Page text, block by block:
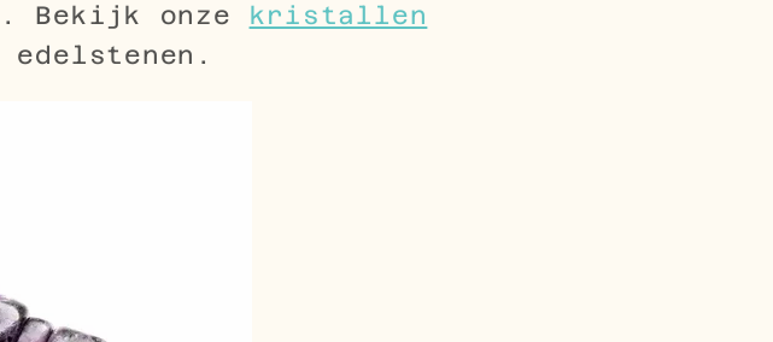
Bekijk onze kristallen